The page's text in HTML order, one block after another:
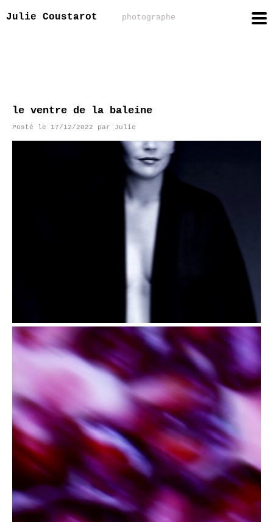
Julie Coustarot photographe
le ventre de la baleine
Posté le 17/12/2022 par Julie